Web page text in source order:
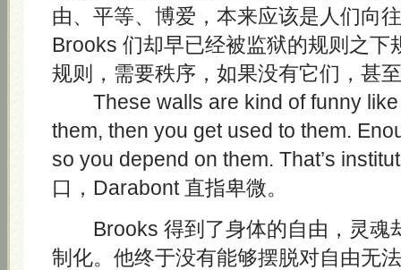
由、平等、博爱，本来应该是人们向
Brooks 们却早已经被监狱的规则之下
规则，需要秩序，如果没有它们，甚
These walls are kind of funny like
them, then you get used to them.
so you depend on them. That’s
口，Darabont 直指卑微。
Brooks 得到了身体的自由，灵魂
制化。他终于没有能够摆脱对自由无